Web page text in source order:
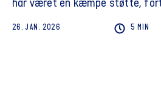
har været en kæmpe støtte,
26. JAN. 2026 5 MIN